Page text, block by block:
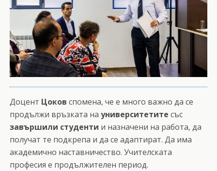
Доцент Цоков спомена, че е много важно да се
продължи връзката на университетите със
завършили студенти и назначени на работа, да
получат те подкрепа и да се адаптират. Да има
академично наставничество. Учителската
професия е продължителен период.